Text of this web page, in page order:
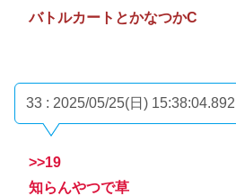
バトルカートとかなつかC
33 : 2025/05/25(日) 15:38:04.892
>>19
知らんやつで草